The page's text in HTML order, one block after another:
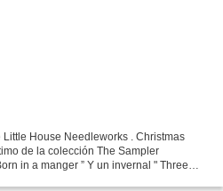
House Needleworks . Christmas
de la colección The Sampler
in a manger ” Y un invernal " Three